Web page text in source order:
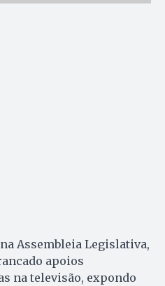
Assembleia Legislativa,
apoios
na televisão, expondo